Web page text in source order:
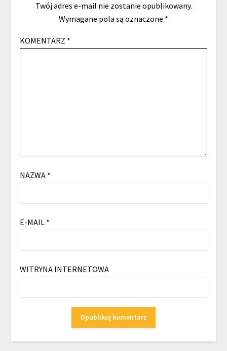
Twój adres e-mail nie zostanie opublikowany.
Wymagane pola są oznaczone *
KOMENTARZ *
NAZWA *
E-MAIL *
WITRYNA INTERNETOWA